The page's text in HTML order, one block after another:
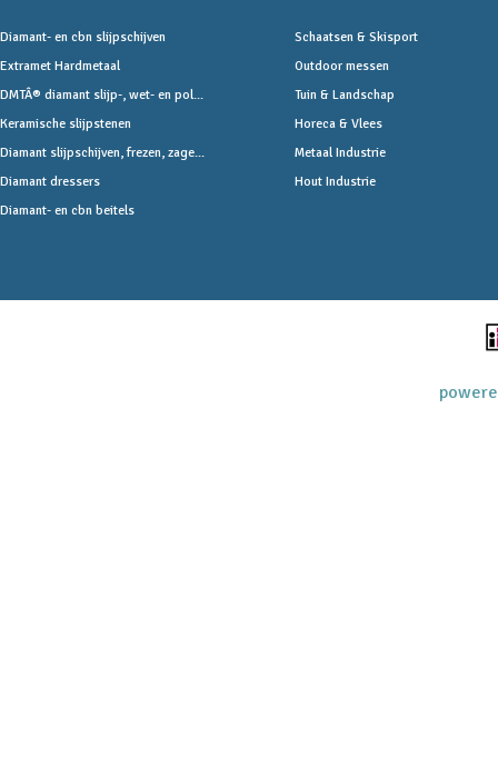
Diamant- en cbn slijpschijven
Extramet Hardmetaal
DMTÂ® diamant slijp-, wet- en pol...
Keramische slijpstenen
Diamant slijpschijven, frezen, zage...
Diamant dressers
Diamant- en cbn beitels
Schaatsen & Skisport
Outdoor messen
Tuin & Landschap
Horeca & Vlees
Metaal Industrie
Hout Industrie